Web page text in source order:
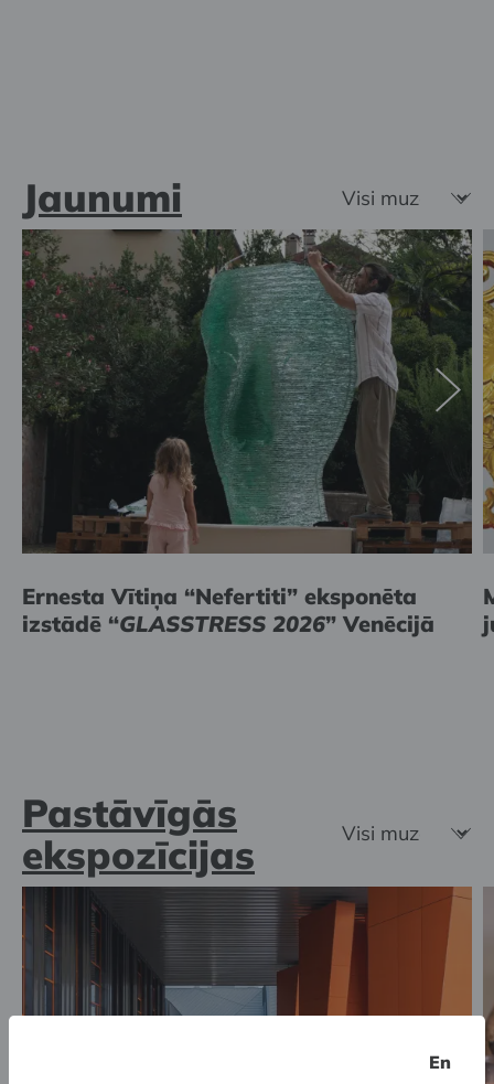
Jaunumi
Ernesta Vītiņa “Nefertiti” eksponēta
izstādē “GLASSTRESS 2026” Venēcijā
Pastāvīgās
ekspozīcijas
En